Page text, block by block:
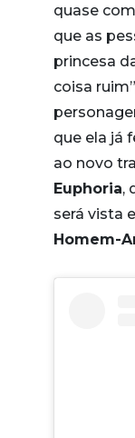
quase
que as
princesa
coisa
que ela já
ao novo
Euphoria,
será vista
Homem-